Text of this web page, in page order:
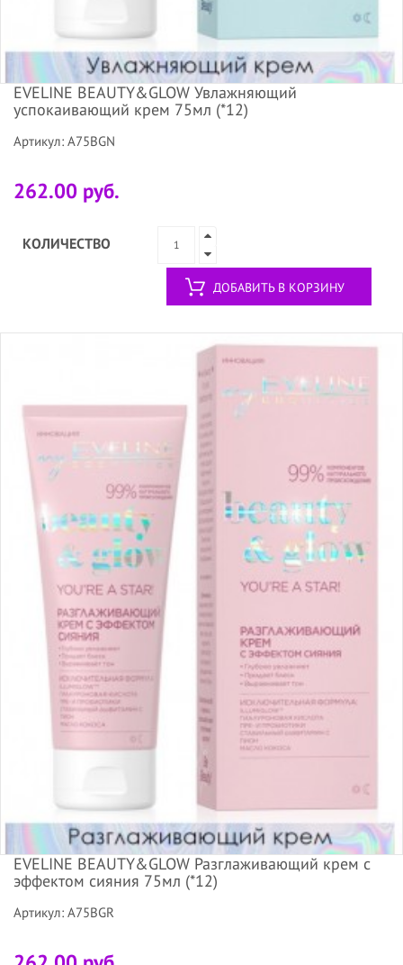
EVELINE BEAUTY&GLOW Увлажняющий
успокаивающий крем 75мл (*12)
Артикул: A75BGN
262.00 руб.
КОЛИЧЕСТВО
ДОБАВИТЬ В КОРЗИНУ
EVELINE BEAUTY&GLOW Разглаживающий крем с
эффектом сияния 75мл (*12)
Артикул: A75BGR